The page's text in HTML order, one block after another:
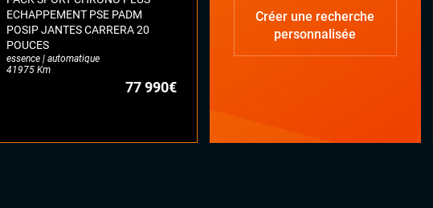
ECHAPPEMENT PSE PADM
POSIP JANTES CARRERA 20
POUCES
essence | automatique
41975 Km
77 990€
Créer une recherche
personnalisée